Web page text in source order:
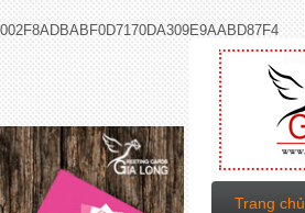
002F8ADBABF0D7170DA309E9AABD87F4
Trang chủ